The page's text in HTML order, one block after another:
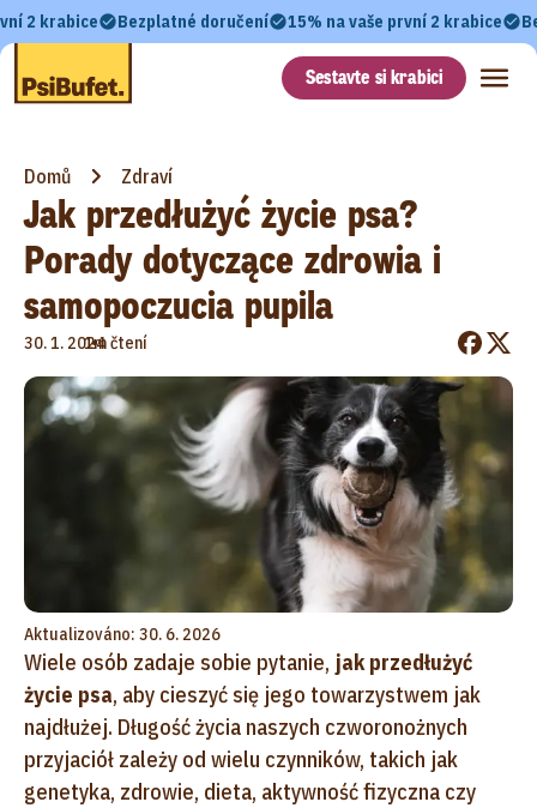
2 krabice Bezplatné doručení 15% na vaše první 2 krabice
Sestavte si krabici
Domů Zdraví
Jak przedłużyć życie psa?
Porady dotyczące zdrowia i
samopoczucia pupila
30. 1. 2024
•
1m čtení
Aktualizováno: 30. 6. 2026
Wiele osób zadaje sobie pytanie, jak przedłużyć
życie psa, aby cieszyć się jego towarzystwem jak
najdłużej. Długość życia naszych czworonożnych
przyjaciół zależy od wielu czynników, takich jak
genetyka, zdrowie, dieta, aktywność fizyczna czy